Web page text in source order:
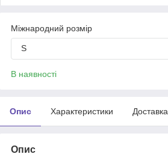
Міжнародний розмір
S
В наявності
Опис Характеристики Доставка
Опис